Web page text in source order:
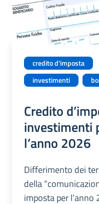
credito d'imposta
investimenti
Credito
investimenti
l’anno 2026
Differimento dei
della
imposta per l’anno